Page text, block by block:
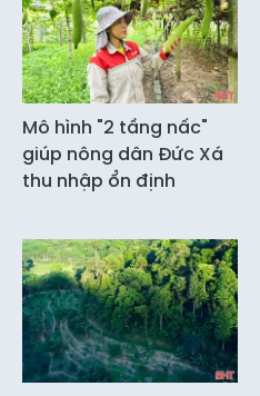
Mô hình "2 tầng nấc"
giúp nông dân Đức Xá
thu nhập ổn định